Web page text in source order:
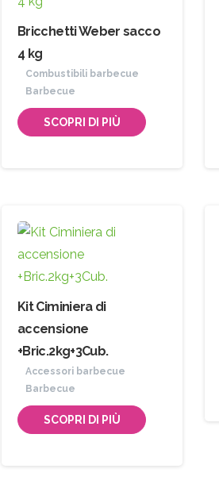
Bricchetti Weber sacco
4 kg
Combustibili barbecue
Barbecue
SCOPRI DI PIÙ
Kit Ciminiera di
accensione
+Bric.2kg+3Cub.
Accessori barbecue
Barbecue
SCOPRI DI PIÙ